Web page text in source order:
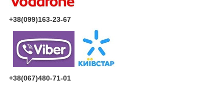
+38(099)163-23-67
+38(067)480-71-01